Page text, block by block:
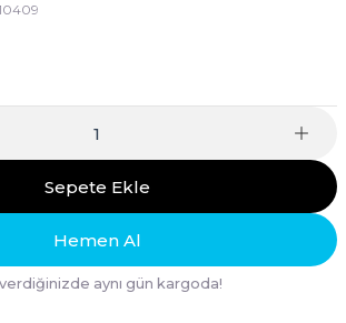
Sepete Ekle
Hemen Al
aynı gün kargoda!